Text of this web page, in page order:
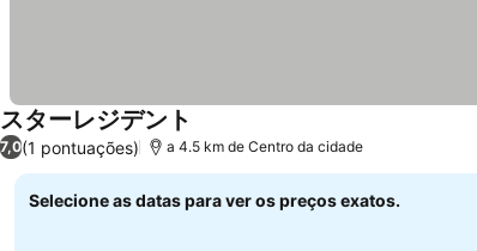
スターレジデント
7,0(1 pontuações) a 4.5 km de Centro da cidade
Selecione as datas para ver os preços exatos.